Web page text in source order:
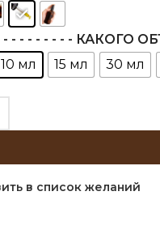
- - - - - - - - - КАКОГО
10 мл 15 мл 30 мл
в список желаний